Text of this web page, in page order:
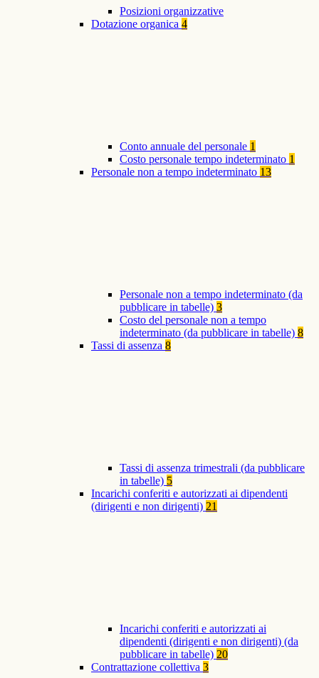
Posizioni organizzative
Dotazione organica 4
Conto annuale del personale 1
Costo personale tempo indeterminato 1
Personale non a tempo indeterminato 13
Personale non a tempo indeterminato (da
pubblicare in tabelle) 3
Costo del personale non a tempo
indeterminato (da pubblicare in tabelle) 8
Tassi di assenza 8
Tassi di assenza trimestrali (da pubblicare
in tabelle) 5
Incarichi conferiti e autorizzati ai dipendenti
(dirigenti e non dirigenti) 21
Incarichi conferiti e autorizzati ai
dipendenti (dirigenti e non dirigenti) (da
pubblicare in tabelle) 20
Contrattazione collettiva 3